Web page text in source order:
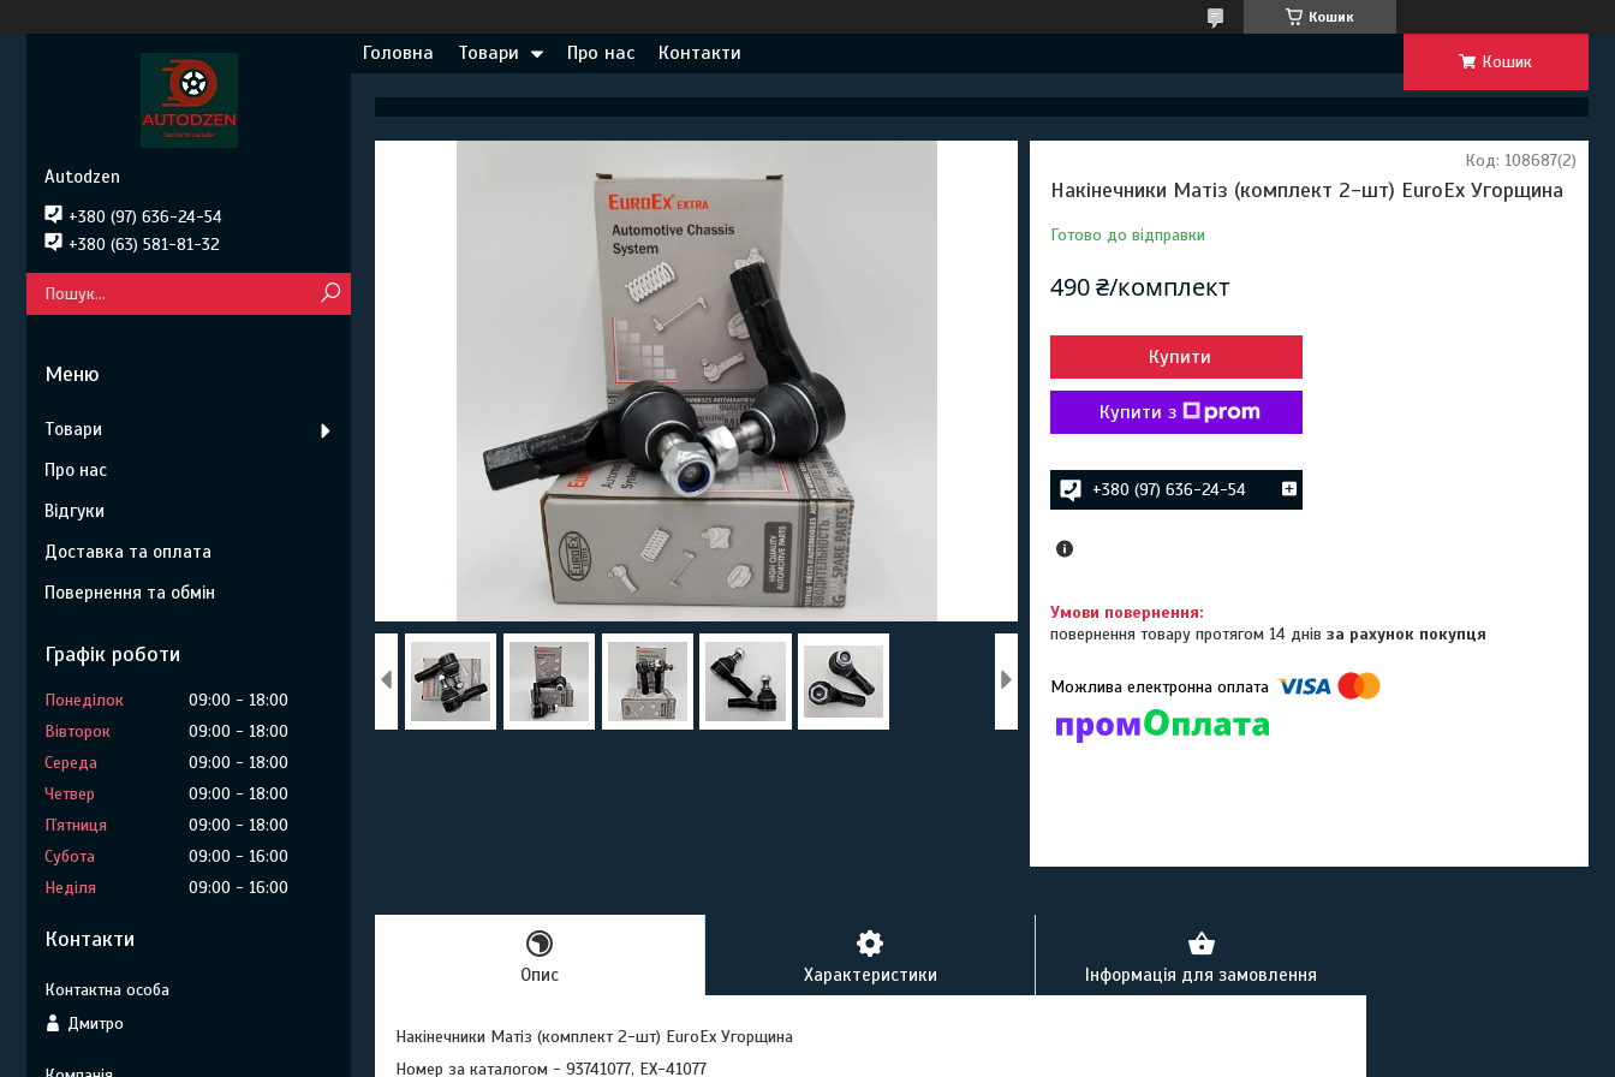
Кошик
Головна Товари Про нас Контакти Кошик
Накінечники Матіз (комплект 2-шт) EuroEx Угорщина
Готово до відправки
Код: 108687(2)
490 ₴/комплект
Купити
Купити з
+380 (97) 636-24-54
повернення товару протягом 14 днівза рахунок покупця
Опис Характеристики Інформація для замовлення
Накінечники Матіз (комплект 2-шт) EuroEx Угорщина
Номер за каталогом - 93741077, EX-41077
Autodzen
+380 (97) 636-24-54
+380 (63) 581-81-32
Товари
Про нас
Відгуки
Доставка та оплата
Повернення та обмін
Графік роботи
Понеділок 09:00
18:00
Вівторок
09:00
18:00
Середа
09:00
18:00
Четвер
09:00
18:00
Пʼятниця
09:00
18:00
Субота
09:00
16:00
Неділя
09:00 16:00
Контакти
Дмитро